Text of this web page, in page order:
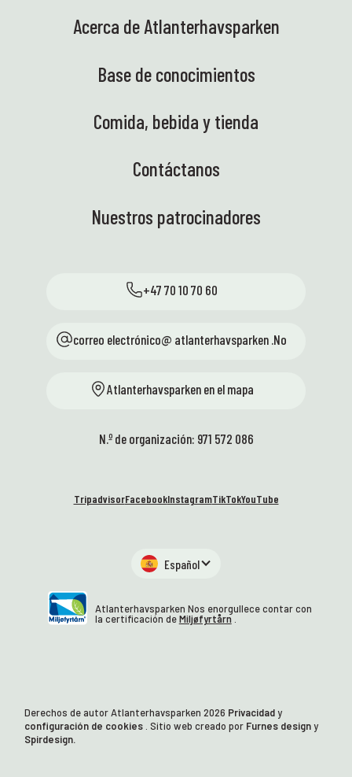
Acerca de Atlanterhavsparken
Base de conocimientos
Comida, bebida y tienda
Contáctanos
Nuestros patrocinadores
+47 70 10 70 60
correo electrónico@ atlanterhavsparken .No
Atlanterhavsparken en el mapa
N.º de organización: 971 572 086
TripadvisorFacebookInstagramTikTokYouTube
Español
Atlanterhavsparken Nos enorgullece contar con
la certificación deMiljøfyrtårn.
Derechos de autor Atlanterhavsparken2026 Privacidady
configuración de cookies . Sitio web creado por Furnes designy
Spirdesign.